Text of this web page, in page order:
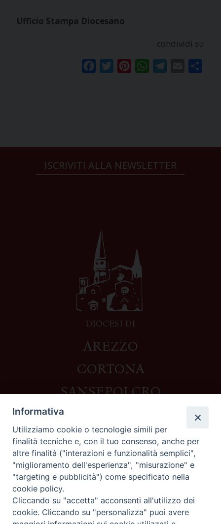
Ufficio Stampa Diocesano
condividi su
FacebookTwitterPinterestWhatsAppTelegram
Email
ISCRIVITI ALLA NEWSLETTER
DIOCESI DI
AREZZO
CORTONA
SANSEPOLCRO
Contatti
Piazza del Duomo,1 - 52100 Arezzo
segreteria@diocesi.arezzo.it
Informativa privacy
Informativa
Utilizziamo cookie o tecnologie simili per
finalità tecniche e, con il tuo consenso, anche per
altre finalità ("interazioni e funzionalità semplici",
"miglioramento dell'esperienza", "misurazione" e
"targeting e pubblicità") come specificato nella
cookie policy.
Cliccando su "accetta" acconsenti all'utilizzo dei
cookie. Cliccando su "personalizza" puoi avere